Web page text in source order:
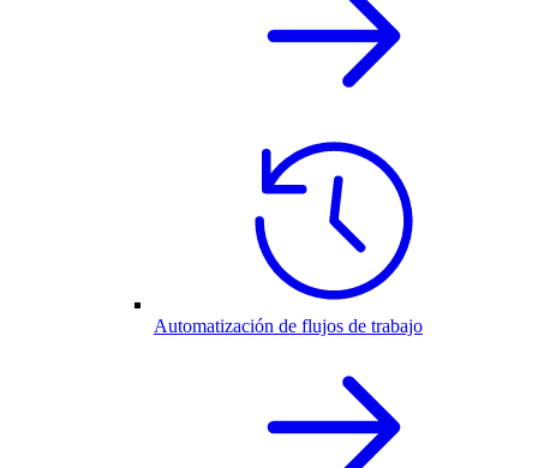
Automatización de flujos de trabajo